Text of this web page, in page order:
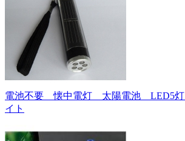
電池不要 懐中電灯 太陽電池 LED5灯
イト